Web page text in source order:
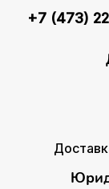
+7 (473)